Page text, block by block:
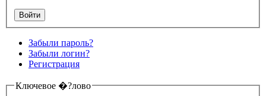
Забыли пароль?
Забыли логин?
Регистрация
Ключевое �?лово